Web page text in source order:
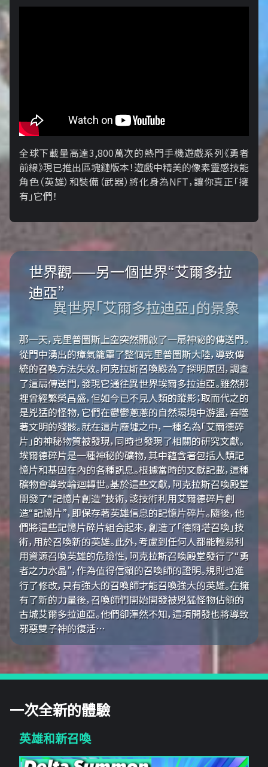
全球下載量高達3,800萬次的熱門手機遊戲系列《勇者
前線》現已推出區塊鏈版本！遊戲中精美的像素靈感技能
角色（英雄）和裝備（武器）將化身為NFT，讓你真正「擁​​
有」它們！
世界觀——另一個世界“艾爾多拉
迪亞”
異世界「艾爾多拉迪亞」的景象
那一天，克里普圖斯上空突然開啟了一扇神祕的傳送門。
從門中湧出的瘴氣籠罩了整個克里普圖斯大陸，導致傳
統的召喚方法失效。阿克拉斯召喚殿為了探明原因，調查
了這扇傳送門，發現它通往異世界埃爾多拉迪亞。雖然那
裡曾經繁榮昌盛，但如今已不見人類的蹤影；取而代之的
是兇猛的怪物，它們在鬱鬱蔥蔥的自然環境中游盪，吞噬
著文明的殘骸。就在這片廢墟之中，一種名為「艾爾德碎
片」的神秘物質被發現，同時也發現了相關的研究文獻。
埃爾德碎片是一種神秘的礦物，其中蘊含著包括人類記
憶片和基因在內的各種訊息。根據當時的文獻記載，這種
礦物會導致輪迴轉世。基於這些文獻，阿克拉斯召喚殿堂
開發了“記憶片創造”技術，該技術利用艾爾德碎片創
造“記憶片”，即保存著英雄信息的記憶片碎片。隨後，他
們將這些記憶片碎片組合起來，創造了「德爾塔召喚」技
術，用於召喚新的英雄。此外，考慮到任何人都能輕易利
用資源召喚英雄的危險性，阿克拉斯召喚殿堂發行了“勇
者之力水晶”，作為值得信賴的召喚師的證明。規則也進
行了修改，只有強大的召喚師才能召喚強大的英雄。在擁
有了新的力量後，召喚師們開始開發被兇猛怪物佔領的
古城艾爾多拉迪亞。他們卻渾然不知，這項開發也將導致
邪惡雙子神的復活…
一次全新的體驗
英雄和新召喚